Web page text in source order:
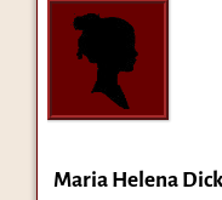
Maria Helena